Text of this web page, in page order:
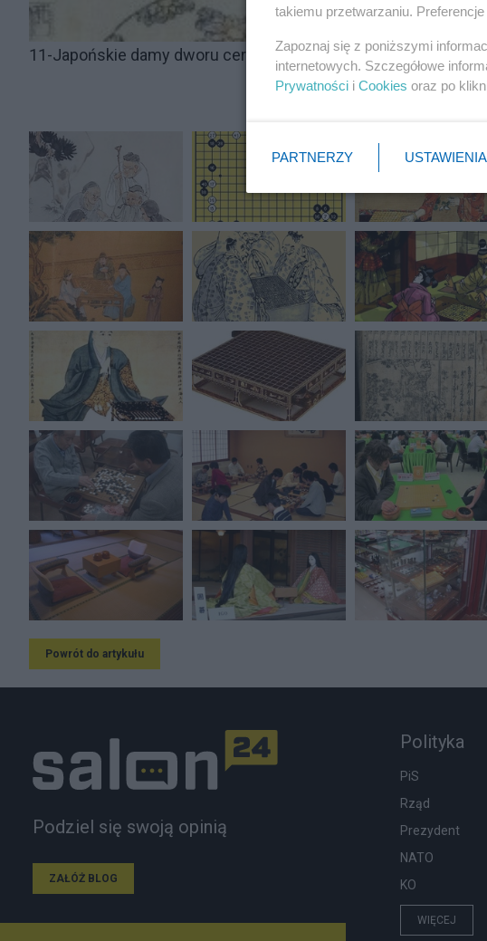
11-Japońskie damy dworu ceraskiego
Powrót do artykułu
Podziel się swoją opinią
ZAŁÓŻ BLOG
Polityka
PiS
Rząd
Prezydent
NATO
KO
WIĘCEJ
takiemu przetwarzaniu.
Zapoznaj się z poniższymi
internetowych. Szczegółowe
Prywatności i Cookies oraz po
PARTNERZY USTAWIENIA